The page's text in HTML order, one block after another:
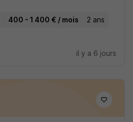
400 - 1 400 € / mois 2 ans
il y a 6 jours